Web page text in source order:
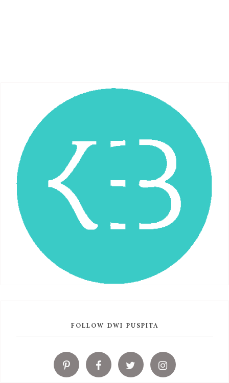
FOLLOW DWI PUSPITA